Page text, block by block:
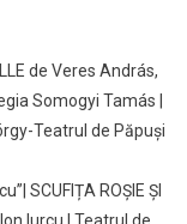
de Veres András,
Somogyi Tamás |
Teatrul de Păpuși
SCUFIȚA ROȘIE ȘI